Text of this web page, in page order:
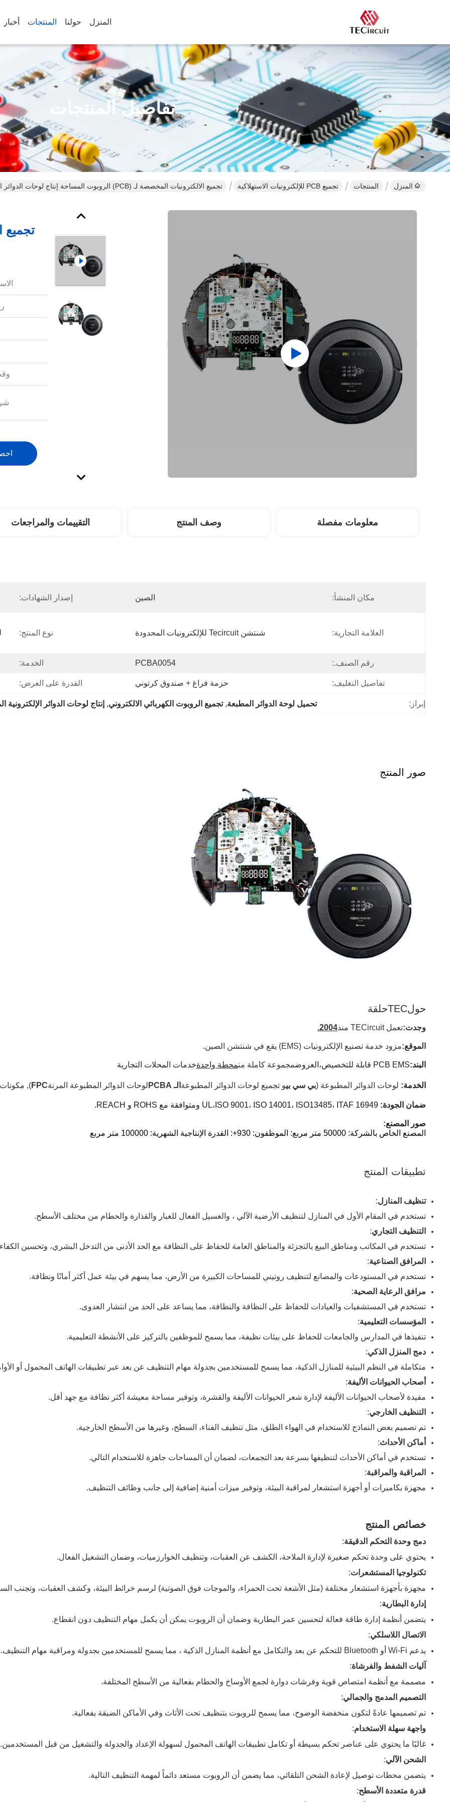
المنزل حولنا المنتجات أخبار
تفاصيل المنتجات
المنزل المنتجات تجميع PCB للإلكترونيات الاستهلاكية تجميع الالكترونيات المخصصة لـ (PCB) الروبوت المساحة إنتاج لوحات الدوائر المطبوعة
معلومات مفصلة وصف المنتج التقييمات والمراجعات
مكان المنشأ: الصين إصدار الشهادات:
العلامة التجارية: شنتشن Tecircuit للإلكترونيات المحدودة نوع المنتج:
رقم الصنف.: PCBA0054 الخدمة:
تفاصيل التغليف: حزمة فراغ + صندوق كرتوني القدرة على العرض:
إبراز: تحميل لوحة الدوائر المطبعة, تجميع الروبوت الكهربائي الالكتروني, إنتاج لوحات الدوائر
صور المنتج
حولTECحلقة
وجدت:تعمل TECircuit منذ 2004.
الموقع:مزود خدمة تصنيع الإلكترونيات (EMS) يقع في شنتشن الصين.
البند:PCB EMS قابلة للتخصيص، العروضمجموعة كاملة منمحطة واحدةخدمات المحلات التجارية
الخدمة: لوحات الدوائر المطبوعة (بي سي بيو تجميع لوحات الدوائر المطبوعة الـ PCBA لوحات الدوائر المطبوعة المرنةFPC
),
ضمان الجودة: UL،ISO 9001، ISO 14001، ISO13485، ITAF 16949 ومتوافقة مع ROHS و REACH.
صور المصنع:
المصنع الخاص بالشركة: 50000 متر مربع: الموظفون: 930+: القدرة الإنتاجية الشهرية: 100000 متر مربع
تطبيقات المنتج
تنظيف المنازل:
تستخدم في المقام الأول في المنازل لتنظيف الأرضية الآلي ، والغسيل الفعال للغبار والقذارة والحطام من مختلف الأسطح.
التنظيف التجاري:
تستخدم في المكاتب ومناطق البيع بالتجزئة والمناطق العامة للحفاظ على النظافة مع الحد الأدنى من التدخل البشري، وتحسين
المرافق الصناعية:
تستخدم في المستودعات والمصانع لتنظيف روتيني للمساحات الكبيرة من الأرض، مما يسهم في بيئة عمل أكثر أمانًا ونظافة.
مرافق الرعاية الصحية:
تستخدم في المستشفيات والعيادات للحفاظ على النظافة والنظافة، مما يساعد على الحد من انتشار العدوى.
المؤسسات التعليمية:
تنفيذها في المدارس والجامعات للحفاظ على بيئات نظيفة، مما يسمح للموظفين بالتركيز على الأنشطة التعليمية.
دمج المنزل الذكي:
متكاملة في النظم البيئية للمنازل الذكية، مما يسمح للمستخدمين بجدولة مهام التنظيف عن بعد عبر تطبيقات الهاتف المحمول أو
أصحاب الحيوانات الأليفة:
مفيدة لأصحاب الحيوانات الأليفة لإدارة شعر الحيوانات الأليفة والقشرة، وتوفير مساحة معيشة أكثر نظافة مع جهد أقل.
التنظيف الخارجي:
تم تصميم بعض النماذج للاستخدام في الهواء الطلق، مثل تنظيف الفناء، السطح، وغيرها من الأسطح الخارجية.
أماكن الأحداث:
تستخدم في أماكن الأحداث لتنظيفها بسرعة بعد التجمعات، لضمان أن المساحات جاهزة للاستخدام التالي.
المراقبة والمراقبة:
مجهزة بكاميرات أو أجهزة استشعار لمراقبة البيئة، وتوفير ميزات أمنية إضافية إلى جانب وظائف التنظيف.
خصائص المنتج
دمج وحدة التحكم الدقيقة:
يحتوي على وحدة تحكم صغيرة لإدارة الملاحة، الكشف عن العقبات، وتنظيف الخوارزميات، وضمان التشغيل الفعال.
تكنولوجيا المستشعرات:
مجهزة بأجهزة استشعار مختلفة (مثل الأشعة تحت الحمراء، والموجات فوق الصوتية) لرسم خرائط البيئة، وكشف العقبات، وتجنب
إدارة البطارية:
يتضمن أنظمة إدارة طاقة فعالة لتحسين عمر البطارية وضمان أن الروبوت يمكن أن يكمل مهام التنظيف دون انقطاع.
الاتصال اللاسلكي:
يدعم Wi-Fi أو Bluetooth للتحكم عن بعد والتكامل مع أنظمة المنازل الذكية ، مما يسمح للمستخدمين بجدولة ومراقبة مهام التنظيف.
آليات الشفط والفرشاة:
مصممة مع أنظمة امتصاص قوية وفرشات دوارة لجمع الأوساخ والحطام بفعالية من الأسطح المختلفة.
التصميم المدمج والجمالي:
تم تصميمها عادةً لتكون منخفضة الوضوح، مما يسمح للروبوت بتنظيف تحت الأثاث وفي الأماكن الضيقة بفعالية.
واجهة سهلة الاستخدام:
غالبًا ما يحتوي على عناصر تحكم بسيطة أو تكامل تطبيقات الهاتف المحمول لسهولة الإعداد والجدولة والتشغيل من قبل المستخدمين.
الشحن الآلي:
يتضمن محطات توصيل لإعادة الشحن التلقائي، مما يضمن أن الروبوت مستعد دائماً لمهمة التنظيف التالية.
قدرة متعددة الأسطح: